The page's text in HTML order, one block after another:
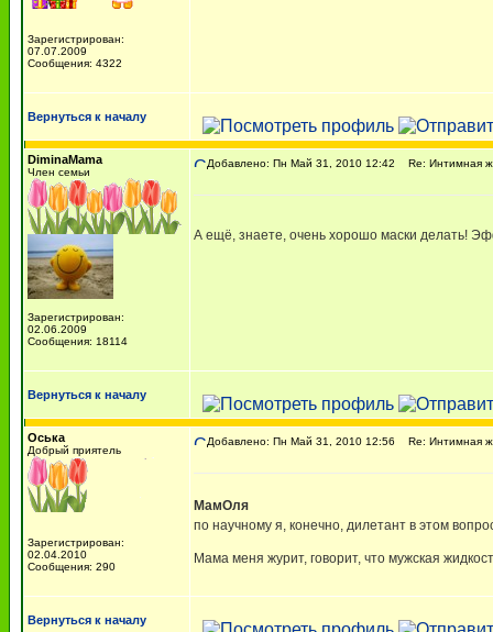
Зарегистрирован:
07.07.2009
Сообщения: 4322
Вернуться к началу
DiminaMama
Член семьи
Зарегистрирован:
02.06.2009
Сообщения: 18114
Добавлено: Пн Май 31, 2010 12:42 Re: Интимная
А ещё, знаете, очень хорошо маски делать!
Вернуться к началу
Оська
Добрый приятель
Зарегистрирован:
02.04.2010
Сообщения: 290
Добавлено: Пн Май 31, 2010 12:56 Re: Интимная
МамОля
по научному я, конечно, дилетант в этом
Мама меня журит, говорит, что мужская
Вернуться к началу